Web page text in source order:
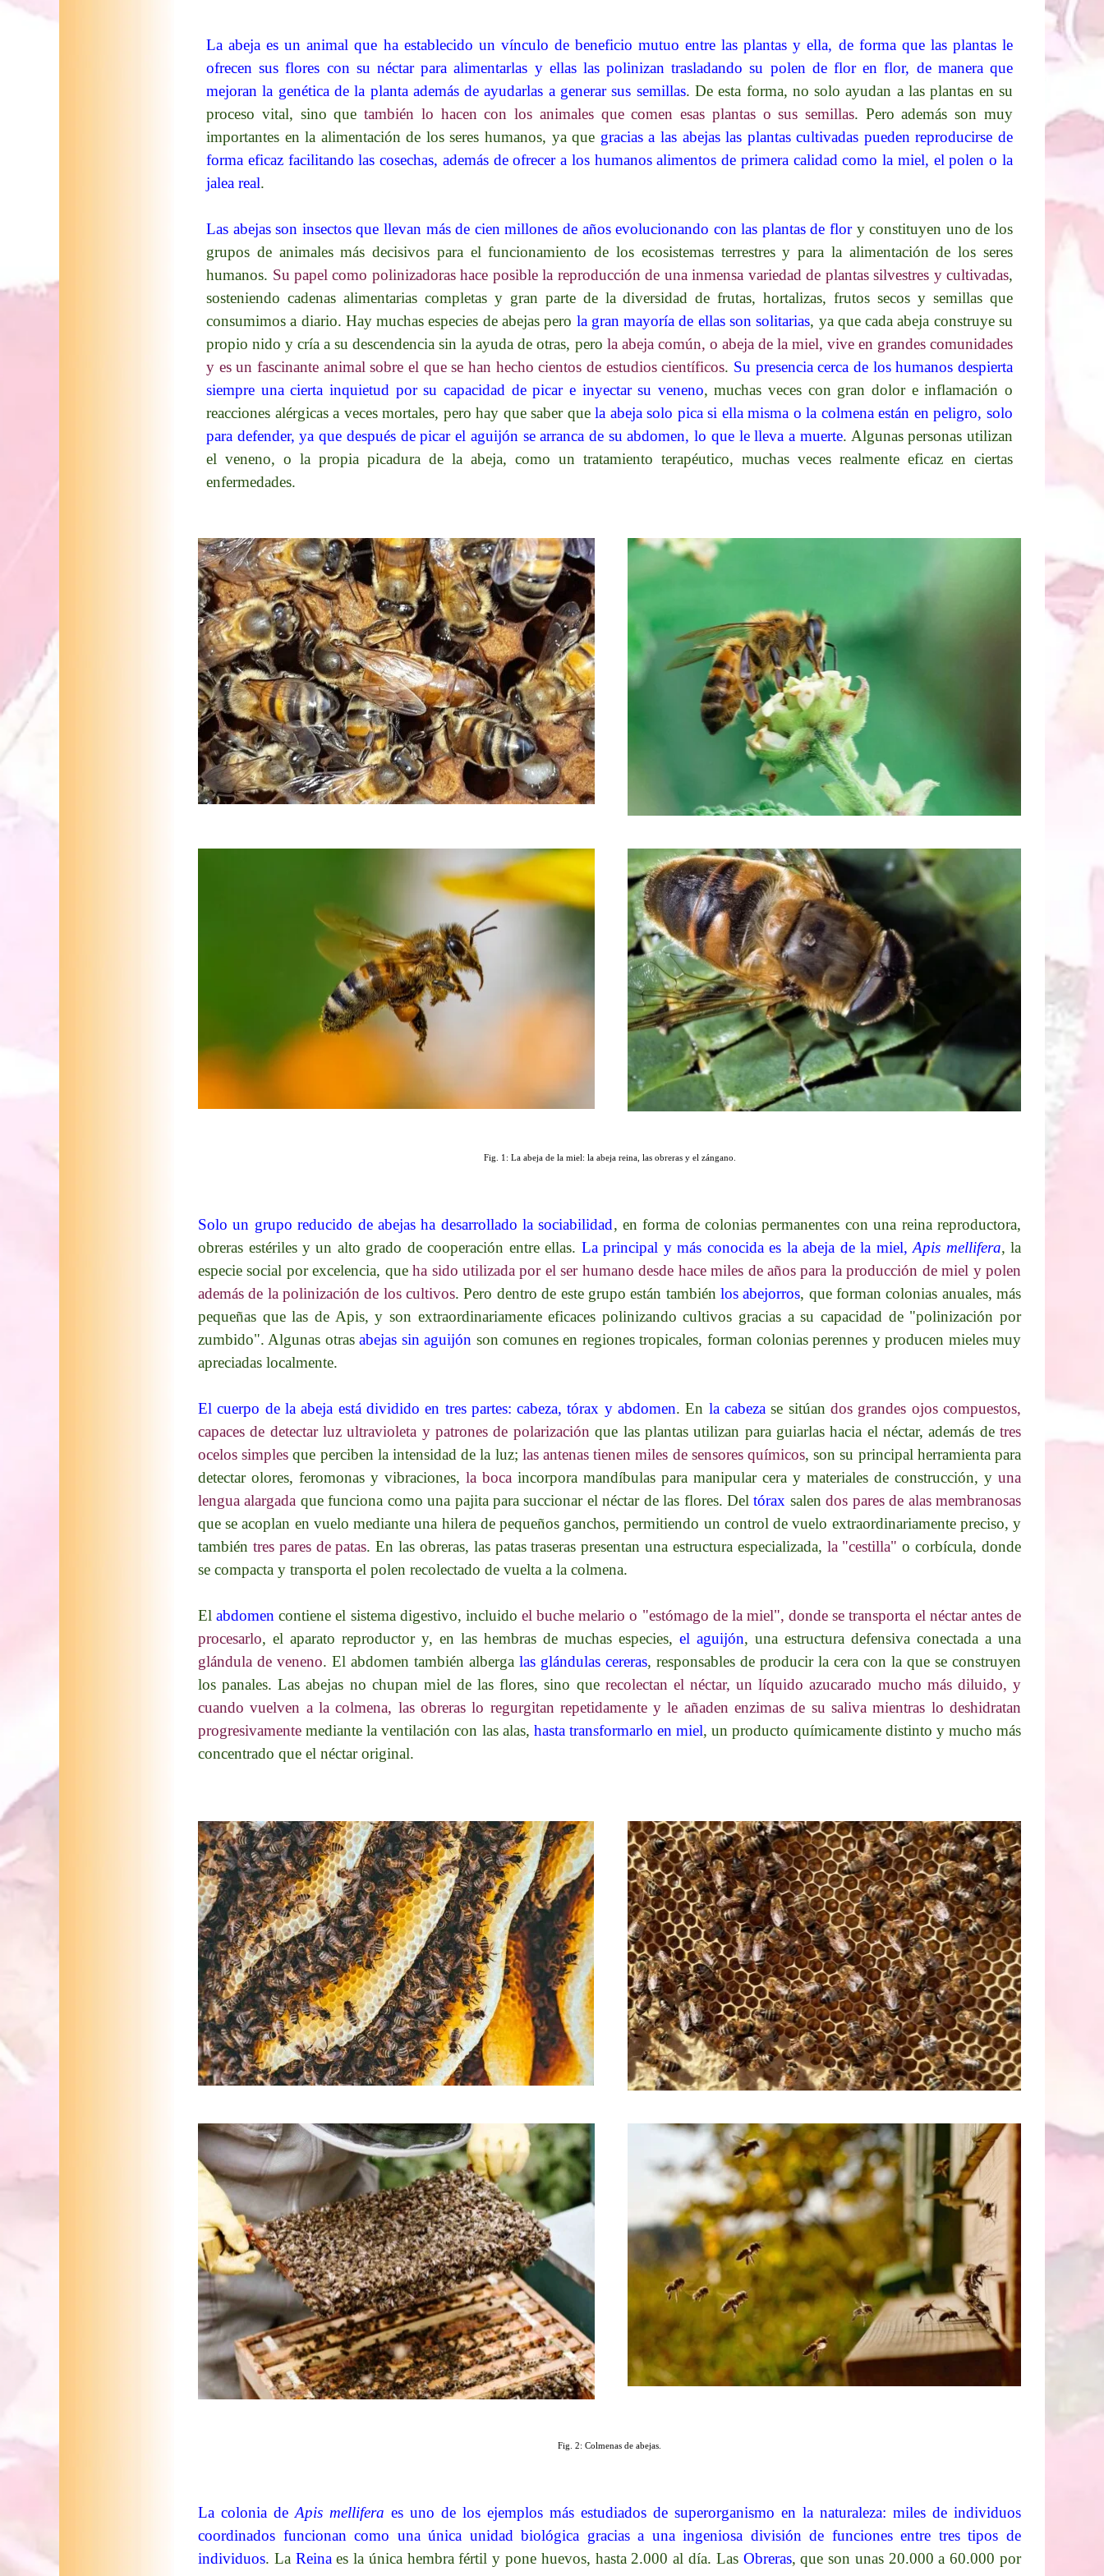
La abeja es un animal que ha establecido un vínculo de beneficio mutuo entre las plantas y ella, de forma que las plantas le
ofrecen sus flores con su néctar para alimentarlas y ellas las polinizan trasladando su polen de flor en flor, de manera que
mejoran la genética de la planta además de ayudarlas a generar sus semillas. De esta forma, no solo ayudan a las plantas en su
proceso vital, sino quetambién lo hacen con los animales que comen esas plantas o sus semillas. Pero además son muy
importantes en la alimentación de los seres humanos, ya que gracias a las abejas las plantas cultivadas pueden reproducirse de
forma eficaz facilitando las cosechas, además de ofrecer a los humanos alimentos de primera calidad como la miel, el polen o la
jalea real.
Las abejas son insectos que llevan más de cien millones de años evolucionando con las plantas de flory constituyen uno de los
grupos de animales más decisivos para el funcionamiento de los ecosistemas terrestres y para la alimentación de los seres
humanos. Su papel como polinizadoras hace posible la reproducción de una inmensa variedad de plantas silvestres y cultivadas,
sosteniendo cadenas alimentarias completas y gran parte de la diversidad de frutas, hortalizas, frutos secos y semillas que
consumimos a diario. Hay muchas especies de abejas pero la gran mayoría de ellas son solitarias, ya que cada abeja construye su
propio nido y cría a su descendencia sin la ayuda de otras, pero la abeja común, o abeja de la miel, vive en grandes comunidades
y es un fascinante animal sobre el que se han hecho cientos de estudios científicos. Su presencia cerca de los humanos despierta
siempre una cierta inquietud por su capacidad de picar e inyectar su veneno, muchas veces con gran dolor e inflamación o
reacciones alérgicas a veces mortales, pero hay que saber quela abeja solo pica si ella misma o la colmena están en peligro, solo
para defender, ya que después de picar el aguijón se arranca de su abdomen, lo que le lleva a muerte. Algunas personas utilizan
el veneno, o la propia picadura de la abeja, como un tratamiento terapéutico, muchas veces realmente eficaz en ciertas
enfermedades.
Fig. 1: La abeja de la miel: la abeja reina, las obreras y el zángano.
Solo un grupo reducido de abejas ha desarrollado la sociabilidad, en forma de colonias permanentes con una reina reproductora,
obreras estériles y un alto grado de cooperación entre ellas. La principal y más conocida es la abeja de la miel,Apis mellifera, la
especie social por excelencia, queha sido utilizada por el ser humano desde hace miles de años para la producción de miel y polen
además de la polinización de los cultivos. Pero dentro de este grupo están también los abejorros, que forman colonias anuales, más
pequeñas que las de Apis, y son extraordinariamente eficaces polinizando cultivos gracias a su capacidad de "polinización por
zumbido". Algunas otrasabejas sin aguijón son comunes en regiones tropicales, forman colonias perennes y producen mieles muy
apreciadas localmente.
El cuerpo de la abeja está dividido en tres partes: cabeza, tórax y abdomen. En la cabeza se sitúandos grandes ojos compuestos,
capaces de detectar luz ultravioleta y patrones de polarización que las plantas utilizan para guiarlas hacia el néctar, además de tres
ocelos simples que perciben la intensidad de la luz; las antenas tienen miles de sensores químicos, son su principal herramienta para
detectar olores, feromonas y vibraciones, la bocaincorpora mandíbulas para manipular cera y materiales de construcción, y una
lengua alargada que funciona como una pajita para succionar el néctar de las flores. Deltórax salendos pares de alas membranosas
que se acoplan en vuelo mediante una hilera de pequeños ganchos, permitiendo un control de vuelo extraordinariamente preciso, y
también tres pares de patas. En las obreras, las patas traseras presentan una estructura especializada, la "cestilla" o corbícula, donde
se compacta y transporta el polen recolectado de vuelta a la colmena.
Elabdomen contiene el sistema digestivo, incluidoel buche melario o "estómago de la miel", donde se transporta el néctar antes de
procesarlo, el aparato reproductor y, en las hembras de muchas especies, el aguijón, una estructura defensiva conectada a una
glándula de veneno. El abdomen también albergalas glándulas cereras, responsables de producir la cera con la que se construyen
los panales. Las abejas no chupan miel de las flores, sino que recolectan el néctar, un líquido azucarado mucho más diluido, y
cuando vuelven a la colmena, las obreras lo regurgitan repetidamente y le añaden enzimas de su saliva mientras lo deshidratan
progresivamente mediante la ventilación con las alas, hasta transformarlo en miel, un producto químicamente distinto y mucho más
concentrado que el néctar original.
Fig. 2: Colmenas de abejas.
La colonia deApis mellifera es uno de los ejemplos más estudiados de superorganismo en la naturaleza: miles de individuos
coordinados funcionan como una única unidad biológica gracias a una ingeniosa división de funciones entre tres tipos de
individuos. La Reinaes la única hembra fértil y pone huevos, hasta 2.000 al día. Las Obreras, que son unas 20.000 a 60.000 por